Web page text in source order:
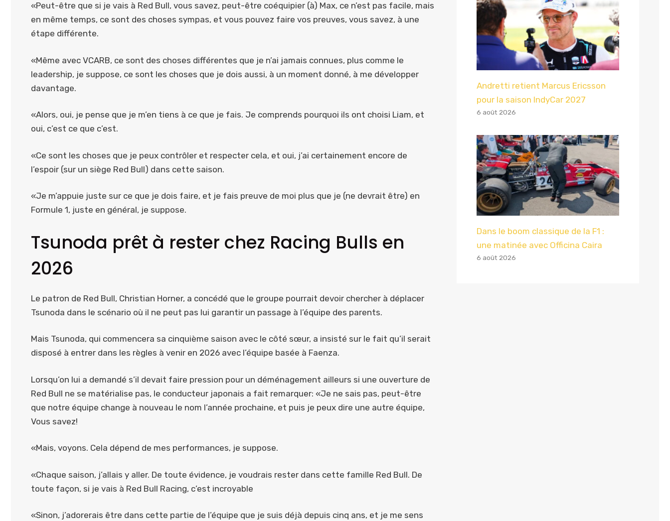
«Peut-être que si je vais à Red Bull, vous savez, peut-être coéquipier (à) Max, ce n’est pas facile, mais
en même temps, ce sont des choses sympas, et vous pouvez faire vos preuves, vous savez, à une
étape différente.
«Même avec VCARB, ce sont des choses différentes que je n’ai jamais connues, plus comme le
leadership, je suppose, ce sont les choses que je dois aussi, à un moment donné, à me développer
davantage.
«Alors, oui, je pense que je m’en tiens à ce que je fais. Je comprends pourquoi ils ont choisi Liam, et
oui, c’est ce que c’est.
«Ce sont les choses que je peux contrôler et respecter cela, et oui, j’ai certainement encore de
l’espoir (sur un siège Red Bull) dans cette saison.
«Je m’appuie juste sur ce que je dois faire, et je fais preuve de moi plus que je (ne devrait être) en
Formule 1, juste en général, je suppose.
Tsunoda prêt à rester chez Racing Bulls en
2026
Le patron de Red Bull, Christian Horner, a concédé que le groupe pourrait devoir chercher à déplacer
Tsunoda dans le scénario où il ne peut pas lui garantir un passage à l’équipe des parents.
Mais Tsunoda, qui commencera sa cinquième saison avec le côté sœur, a insisté sur le fait qu’il serait
disposé à entrer dans les règles à venir en 2026 avec l’équipe basée à Faenza.
Lorsqu’on lui a demandé s’il devait faire pression pour un déménagement ailleurs si une ouverture de
Red Bull ne se matérialise pas, le conducteur japonais a fait remarquer: «Je ne sais pas, peut-être
que notre équipe change à nouveau le nom l’année prochaine, et puis je peux dire une autre équipe,
Vous savez!
«Mais, voyons. Cela dépend de mes performances, je suppose.
«Chaque saison, j’allais y aller. De toute évidence, je voudrais rester dans cette famille Red Bull. De
toute façon, si je vais à Red Bull Racing, c’est incroyable
«Sinon, j’adorerais être dans cette partie de l’équipe que je suis déjà depuis cinq ans, et je me sens
Andretti retient Marcus Ericsson
pour la saison IndyCar 2027
6 août 2026
Dans le boom classique de la F1 :
une matinée avec Officina Caira
6 août 2026